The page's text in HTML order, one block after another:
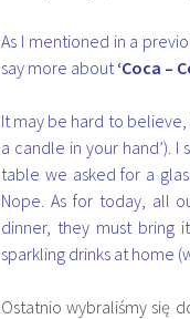
As I mentioned in a
say more about‘Coca –
It may be hard to believe,
a candle in your hand’).
table we asked for a
Nope. As for today, all
dinner, they must bring
sparkling drinks at home
Ostatnio wybraliśmy się